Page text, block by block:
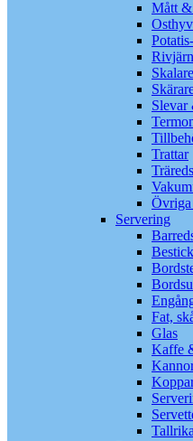
Mått &
Rivjärn
Slevar
Trattar
Övriga
Servering
Bestick
Fat,
Glas
Kaffe